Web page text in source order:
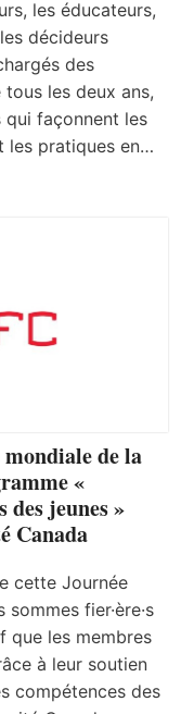
les éducateurs,
décideurs
des
tous les deux ans,
qui façonnent les
les pratiques en…
de la
«
des jeunes »
Canada
cette Journée
fier·ère·s
que les membres
à leur soutien
compétences des